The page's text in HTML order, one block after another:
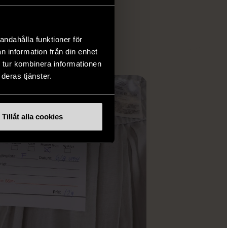
funktioner för
information från din enhet
kombinera informationen
tjänster.
Tillåt alla cookies
vanliga butiker.